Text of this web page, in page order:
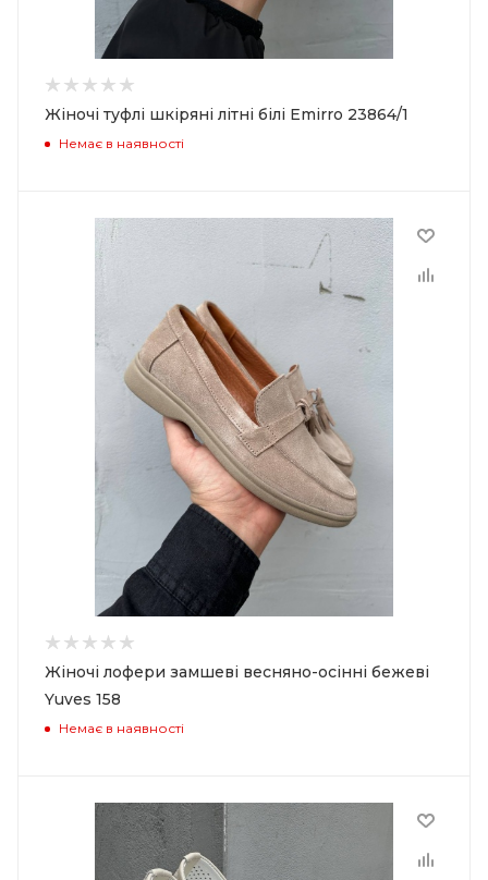
Жіночі туфлі шкіряні літні білі Emirro 23864/1
Немає в наявності
Жіночі лофери замшеві весняно-осінні бежеві
Yuves 158
Немає в наявності